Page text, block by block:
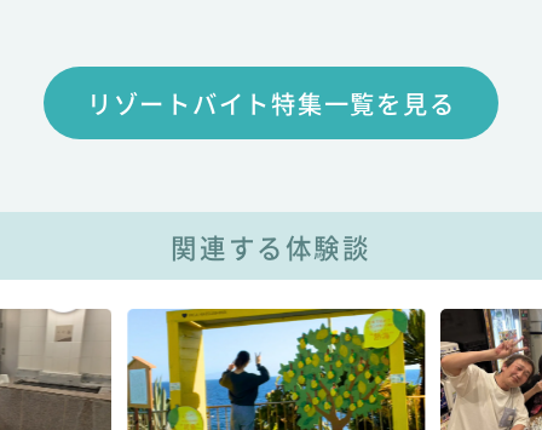
リゾートバイト特集一覧を見る
関連する体験談